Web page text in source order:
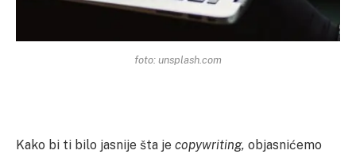
foto: unsplash.com
Kako bi ti bilo jasnije šta je copywriting, objasnićemo